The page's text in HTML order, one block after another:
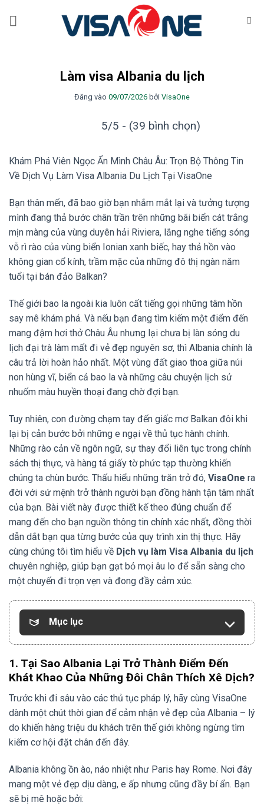
Làm visa Albania du lịch
Đăng vào 09/07/2026 bởi VisaOne
5/5 - (39 bình chọn)
Khám Phá Viên Ngọc Ẩn Mình Châu Âu: Trọn Bộ Thông Tin
Về Dịch Vụ Làm Visa Albania Du Lịch Tại VisaOne
Bạn thân mến, đã bao giờ bạn nhắm mắt lại và tưởng tượng
mình đang thả bước chân trần trên những bãi biển cát trắng
mịn màng của vùng duyên hải Riviera, lắng nghe tiếng sóng
vỗ rì rào của vùng biển Ionian xanh biếc, hay thả hồn vào
không gian cổ kính, trầm mặc của những đô thị ngàn năm
tuổi tại bán đảo Balkan?
Thế giới bao la ngoài kia luôn cất tiếng gọi những tâm hồn
say mê khám phá. Và nếu bạn đang tìm kiếm một điểm đến
mang đậm hơi thở Châu Âu nhưng lại chưa bị làn sóng du
lịch đại trà làm mất đi vẻ đẹp nguyên sơ, thì Albania chính là
câu trả lời hoàn hảo nhất. Một vùng đất giao thoa giữa núi
non hùng vĩ, biển cả bao la và những câu chuyện lịch sử
nhuốm màu huyền thoại đang chờ đợi bạn.
Tuy nhiên, con đường chạm tay đến giấc mơ Balkan đôi khi
lại bị cản bước bởi những e ngại về thủ tục hành chính.
Những rào cản về ngôn ngữ, sự thay đổi liên tục trong chính
sách thị thực, và hàng tá giấy tờ phức tạp thường khiến
chúng ta chùn bước. Thấu hiểu những trăn trở đó, VisaOne ra
đời với sứ mệnh trở thành người bạn đồng hành tận tâm nhất
của bạn. Bài viết này được thiết kế theo đúng chuẩn để
mang đến cho bạn nguồn thông tin chính xác nhất, đồng thời
dẫn dắt bạn qua từng bước của quy trình xin thị thực. Hãy
cùng chúng tôi tìm hiểu về Dịch vụ làm Visa Albania du lịch
chuyên nghiệp, giúp bạn gạt bỏ mọi âu lo để sẵn sàng cho
một chuyến đi trọn vẹn và đong đầy cảm xúc.
Mục lục
1. Tại Sao Albania Lại Trở Thành Điểm Đến
Khát Khao Của Những Đôi Chân Thích Xê Dịch?
Trước khi đi sâu vào các thủ tục pháp lý, hãy cùng VisaOne
dành một chút thời gian để cảm nhận vẻ đẹp của Albania – lý
do khiến hàng triệu du khách trên thế giới không ngừng tìm
kiếm cơ hội đặt chân đến đây.
Albania không ồn ào, náo nhiệt như Paris hay Rome. Nơi đây
mang một vẻ đẹp dịu dàng, e ấp nhưng cũng đầy bí ẩn. Bạn
sẽ bị mê hoặc bởi: